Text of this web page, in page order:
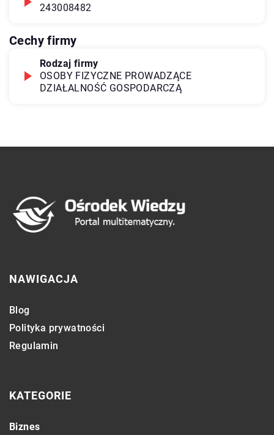
243008482
Cechy firmy
Rodzaj firmy
OSOBY FIZYCZNE PROWADZĄCE
DZIAŁALNOŚĆ GOSPODARCZĄ
NAWIGACJA
Blog
Polityka prywatności
Regulamin
KATEGORIE
Biznes